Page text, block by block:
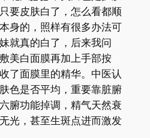
要皮肤白了，怎么看都顺
身的，照样有很多办法可
就真的白了，后来我问
美白面膜再加上手部按
了面膜里的精华。中医认
色是否平均，重要靠脏腑
腑功能掉调，精气天然衰
光，甚至生斑点进而激发